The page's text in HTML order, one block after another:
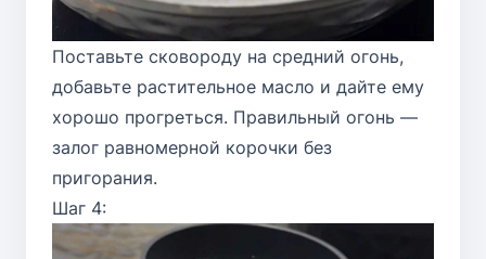
Поставьте сковороду на средний огонь,
добавьте растительное масло и дайте ему
хорошо прогреться. Правильный огонь —
залог равномерной корочки без
пригорания.
Шаг 4: